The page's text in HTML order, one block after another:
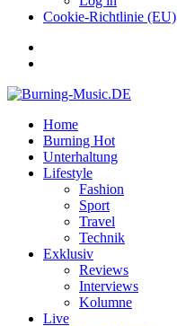
Cookie-Richtlinie (EU)
Home
Burning Hot
Unterhaltung
Lifestyle
Fashion
Sport
Travel
Technik
Exklusiv
Reviews
Interviews
Kolumne
Live